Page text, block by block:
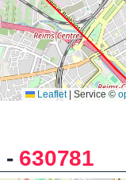
- 630781